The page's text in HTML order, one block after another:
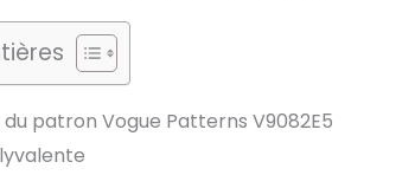
patron Vogue Patterns V9082E5